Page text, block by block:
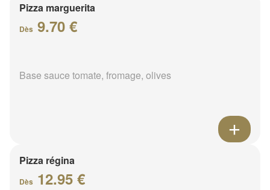
Pizza marguerita
Dès 9.70 €
Base sauce tomate, fromage, olives
Pizza régina
Dès 12.95 €